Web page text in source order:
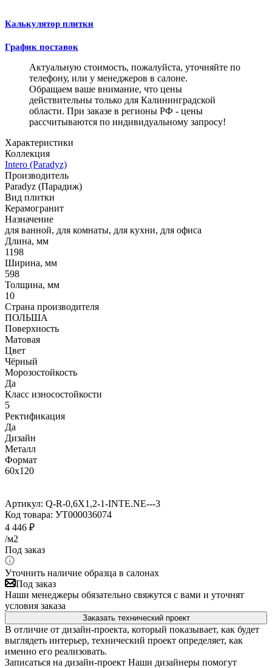
Калькулятор плитки
График поставок
Актуальную стоимость, пожалуйста, уточняйте по
телефону, или у менеджеров в салоне.
Обращаем ваше внимание, что цены
действительны только для Калининградской
области. При заказе в регионы РФ - цены
рассчитываются по индивидуальному запросу!
Характеристики
Коллекция
Intero (Paradyz)
Производитель
Paradyz (Парадиж)
Вид плитки
Керамогранит
Назначение
для ванной, для комнаты, для кухни, для офиса
Длина, мм
1198
Ширина, мм
598
Толщина, мм
10
Страна производителя
ПОЛЬША
Поверхность
Матовая
Цвет
Чёрный
Морозостойкость
Да
Класс износостойкости
5
Ректификация
Да
Дизайн
Металл
Формат
60x120
Артикул: Q-R-0,6X1,2-1-INTE.NE---3
Код товара: УТ000036074
4 446 ₽
/м2
Под заказ
Уточнить наличие образца в салонах
Под заказ
Наши менеджеры обязательно свяжутся с вами и уточнят
условия заказа
Заказать технический проект
В отличие от дизайн-проекта, который показывает, как будет
выглядеть интерьер, технический проект определяет, как
именно его реализовать.
Записаться на дизайн-проект Наши дизайнеры помогут